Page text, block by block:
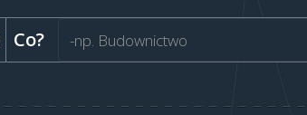
Co?